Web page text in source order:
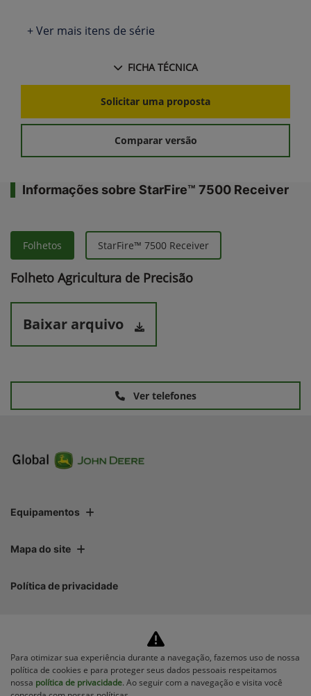
+ Ver mais itens de série
FICHA TÉCNICA
Solicitar uma proposta
Comparar versão
Informações sobre StarFire™ 7500 Receiver
Folhetos StarFire™ 7500 Receiver
Folheto Agricultura de Precisão
Baixar arquivo
Ver telefones
Equipamentos
Mapa do site
Política de privacidade
Para otimizar sua experiência durante a navegação, fazemos uso de nossa
política de cookies e para proteger seus dados pessoais respeitamos
nossa política de privacidade. Ao seguir com a navegação e visita você